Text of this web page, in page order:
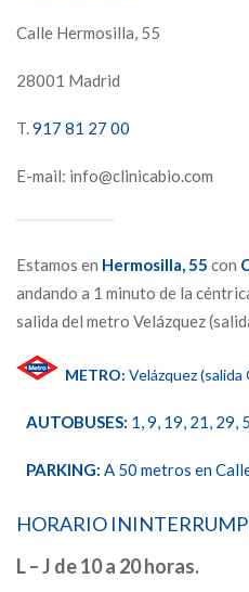
Calle Hermosilla, 55
28001 Madrid
T.917 81 27 00
E-mail: info@clinicabio.com
Estamos en Hermosilla,55 con
andando a 1 minuto de la
salida del metro Velázquez
METRO: Velázquez (salida
AUTOBUSES: 1, 9, 19, 21, 29,
PARKING: A 50 metros en
HORARIO
L – J de 10 a 20 horas.